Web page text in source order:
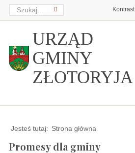
Kontrast
URZĄD
GMINY
ZŁOTORYJA
Jesteś tutaj: Strona główna
Promesy dla gminy